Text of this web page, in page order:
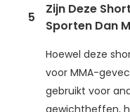
5
Zijn Deze
Sporten Dan
Hoewel deze
voor MMA-
gebruikt voor